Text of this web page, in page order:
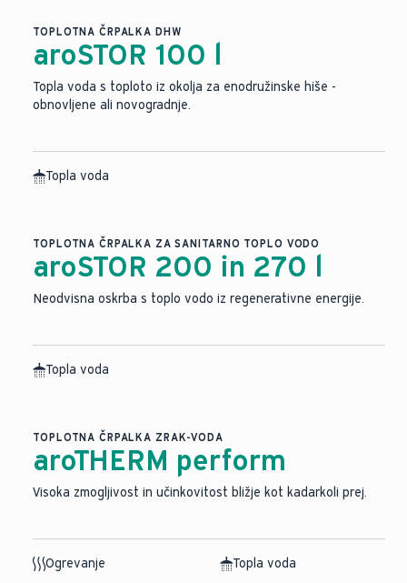
TOPLOTNA ČRPALKA DHW
aroSTOR 100 l
Topla voda s toploto iz okolja za enodružinske hiše -
obnovljene ali novogradnje.
Topla voda
TOPLOTNA ČRPALKA ZA SANITARNO TOPLO VODO
aroSTOR 200 in 270 l
Neodvisna oskrba s toplo vodo iz regenerativne energije.
Topla voda
TOPLOTNA ČRPALKA ZRAK-VODA
aroTHERM perform
Visoka zmogljivost in učinkovitost bližje kot kadarkoli prej.
Ogrevanje Topla voda